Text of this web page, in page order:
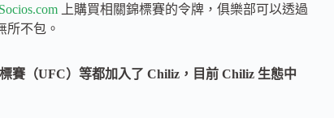
Socios.com 上購買相關錦標賽的令牌，俱樂部可以透過
所不包。
賽（UFC）等都加入了 Chiliz，目前 Chiliz 生態中